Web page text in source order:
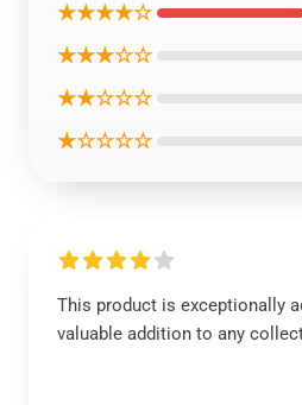
★★★★☆
★★★☆☆
★★☆☆☆
★☆☆☆☆
This product is exceptionally
valuable addition to any